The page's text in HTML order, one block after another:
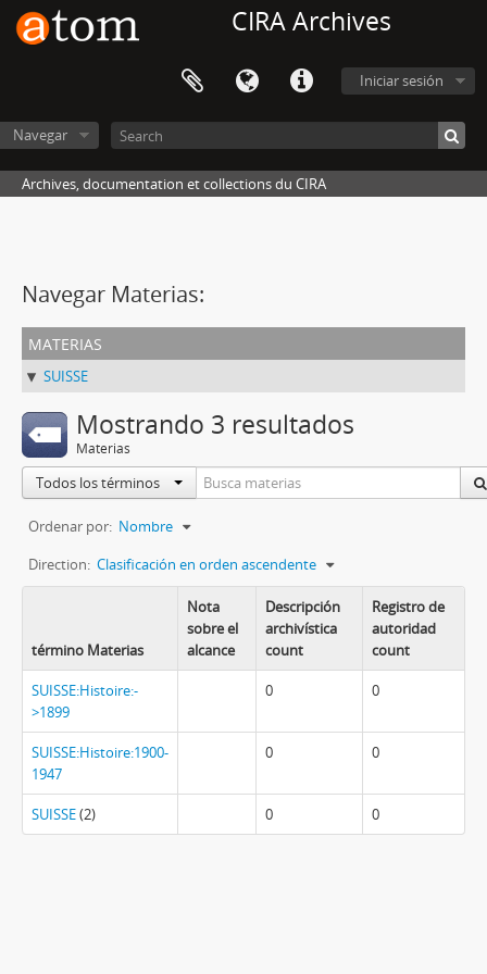
CIRA Archives
Iniciar sesión
Navegar
Archives, documentation et collections du CIRA
Navegar Materias:
materias
SUISSE
Mostrando 3 resultados
Materias
Todos los términos
Ordenar por: Nombre
Direction: Clasificación en orden ascendente
término Materias
Nota
sobre el
alcance
Descripción
archivística
count
Registro de
autoridad
count
SUISSE:Histoire:-
>1899
0 0
SUISSE:Histoire:1900-
1947
0 0
SUISSE(2) 0 0